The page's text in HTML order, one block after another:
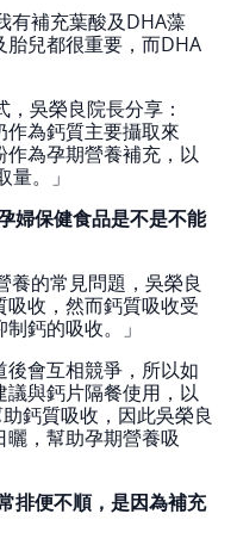
有補充葉酸及DHA藻
兒都很重要，而DHA
吳榮良院長分享：
作為鈣質主要攝取來
為孕期營養補充，以
。」
婦保健食品是不是不能
養的常見問題，吳榮良
收，然而鈣質吸收受
鈣的吸收。」
會互相競爭，所以如
與鈣片隔餐使用，以
鈣質吸收，因此吳榮良
，幫助孕期營養吸
排便不順，是因為補充